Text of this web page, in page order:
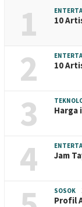
1 10
2 10
3 Harga
4 Jam
SOSOK
Profil